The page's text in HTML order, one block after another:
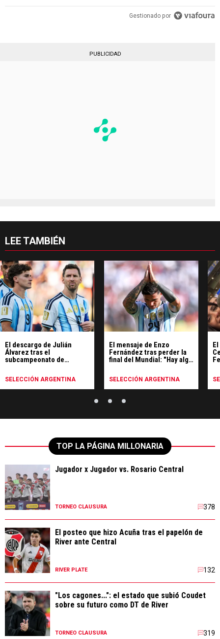
Gestionado por
PUBLICIDAD
LEE TAMBIÉN
El descargo de Julián
Álvarez tras el
subcampeonato de
SELECCIÓN ARGENTINA
El mensaje de Enzo
Fernández tras perder la
final del Mundial: "Hay algo
resultado"
SELECCIÓN ARGENTINA
TOP LA PÁGINA MILLONARIA
Jugador x Jugador vs. Rosario Central
TORNEO CLAUSURA 378
El posteo que hizo Acuña tras el papelón de
River ante Central
RIVER PLATE 132
"Los cagones...": el estado que subió Coudet
sobre su futuro como DT de River
TORNEO CLAUSURA 319